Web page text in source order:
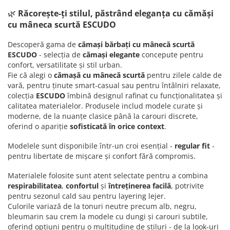
🌿 Răcorește-ți stilul, păstrând eleganța cu cămăși
cu mâneca scurtă ESCUDO
Descoperă gama de cămași bărbați cu mânecă scurtă
ESCUDO - selecția de cămași elegante concepute pentru
confort, versatilitate și stil urban.
Fie că alegi o cămașă cu mânecă scurtă pentru zilele calde de
vară, pentru ținute smart‑casual sau pentru întâlniri relaxate,
colecția ESCUDOîmbină designul rafinat cu funcționalitatea și
calitatea materialelor. Produsele includ modele curate și
moderne, de la nuanțe clasice până la carouri discrete,
oferind o apariție sofisticată în orice context.
Modelele sunt disponibile într-un croi esențial - regular fit -
pentru libertate de mișcare și confort fără compromis.
Materialele folosite sunt atent selectate pentru a combina
respirabilitatea, confortul șiîntreținerea facilă, potrivite
pentru sezonul cald sau pentru layering lejer.
Culorile variază de la tonuri neutre precum alb, negru,
bleumarin sau crem la modele cu dungi și carouri subtile,
oferind opțiuni pentru o multitudine de stiluri - de la look‑uri